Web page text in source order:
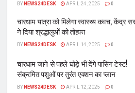
BYNEWS24DESK APRIL 24, 2025 0
चारधाम यात्रा को मिलेगा स्वास्थ्य कवच, केंद्र
ने दिया श्रद्धालुओं को तोहफा
BYNEWS24DESK APRIL 14, 2025 0
चारधाम जाने से पहले घोड़े भी देंगे पासिंग टेस्ट!
संक्रमित पशुओं पर तुरंत एक्शन का प्लान
BYNEWS24DESK APRIL 12, 2025 0